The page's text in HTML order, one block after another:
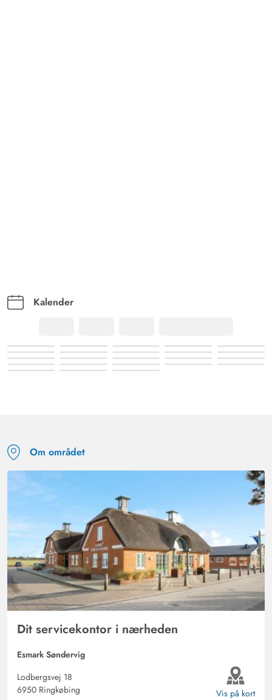
Meget god beliggenhed, det er ikke langt til stranden.
Flot vinterhave.
Kalender
Om området
Dit servicekontor i nærheden
Esmark Søndervig
Lodbergsvej 18
6950 Ringkøbing
Vis på kort